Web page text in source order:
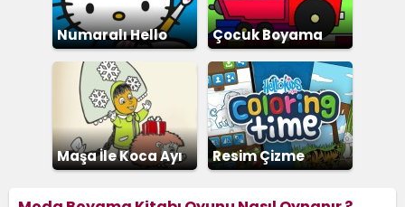
Numaralı Hello
Kitty Boyama
Çocuk Boyama
Maşa İle Koca Ayı
Resim Çizme